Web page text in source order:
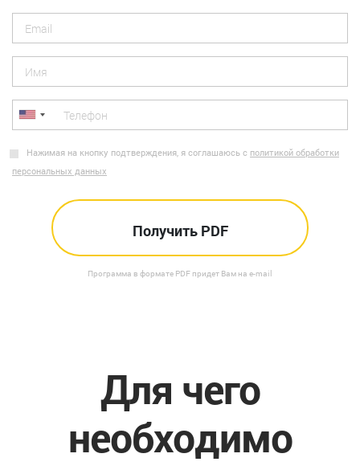
Нажимая на кнопку подтверждения, я соглашаюсь с политикой обработки
персональных данных
Программа в формате PDF придет Вам на e-mail
Для чего
необходимо